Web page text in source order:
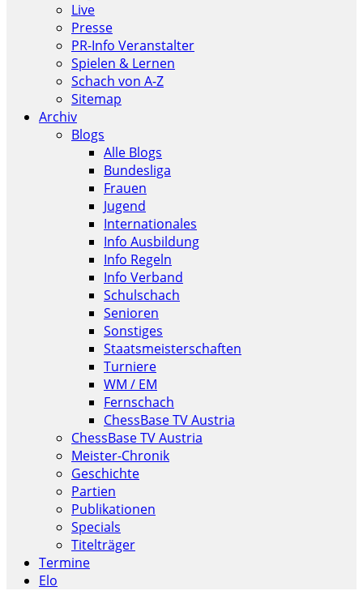
Live
Presse
PR-Info Veranstalter
Spielen & Lernen
Schach von A-Z
Sitemap
Archiv
Blogs
Alle Blogs
Bundesliga
Frauen
Jugend
Internationales
Info Ausbildung
Info Regeln
Info Verband
Schulschach
Senioren
Sonstiges
Staatsmeisterschaften
Turniere
WM / EM
Fernschach
ChessBase TV Austria
ChessBase TV Austria
Meister-Chronik
Geschichte
Partien
Publikationen
Specials
Titelträger
Termine
Elo